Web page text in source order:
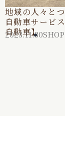
地域の人々と
自動車サービ
自動車】
2023.11.30SHOP